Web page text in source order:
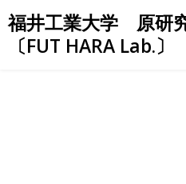
Skip
to
content
福井工業大学 原研
〔FUT HARA Lab.〕